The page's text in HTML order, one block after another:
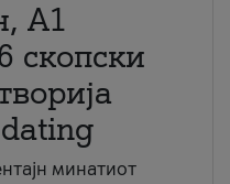
A1
скопски
минатиот